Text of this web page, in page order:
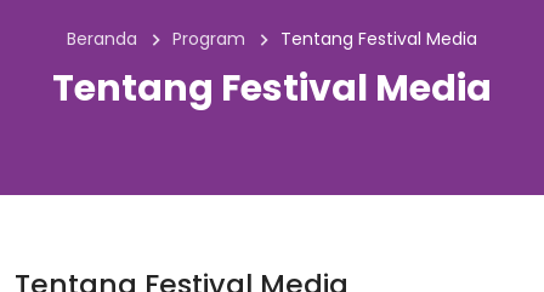
Beranda Program Tentang Festival Media
Tentang Festival Media